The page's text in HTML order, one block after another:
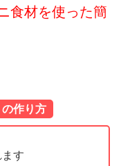
食材を使った簡
作り方
す